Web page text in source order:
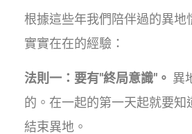
根據這些年我們陪伴過的異地
實實在在的經驗：
法則一：要有"終局意識"。 異
的。在一起的第一天起就要知
結束異地。